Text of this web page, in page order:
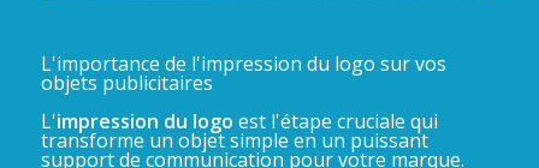
L'importance de l'impression du logo sur vos
objets publicitaires
L'impression du logo est l'étape cruciale qui
transforme un objet simple en un puissant
support de communication pour votre marque.